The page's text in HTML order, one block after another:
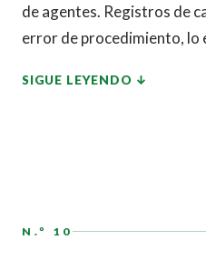
de agentes. Registros de
error de procedimiento, lo
SIGUE LEYENDO
N.º 10